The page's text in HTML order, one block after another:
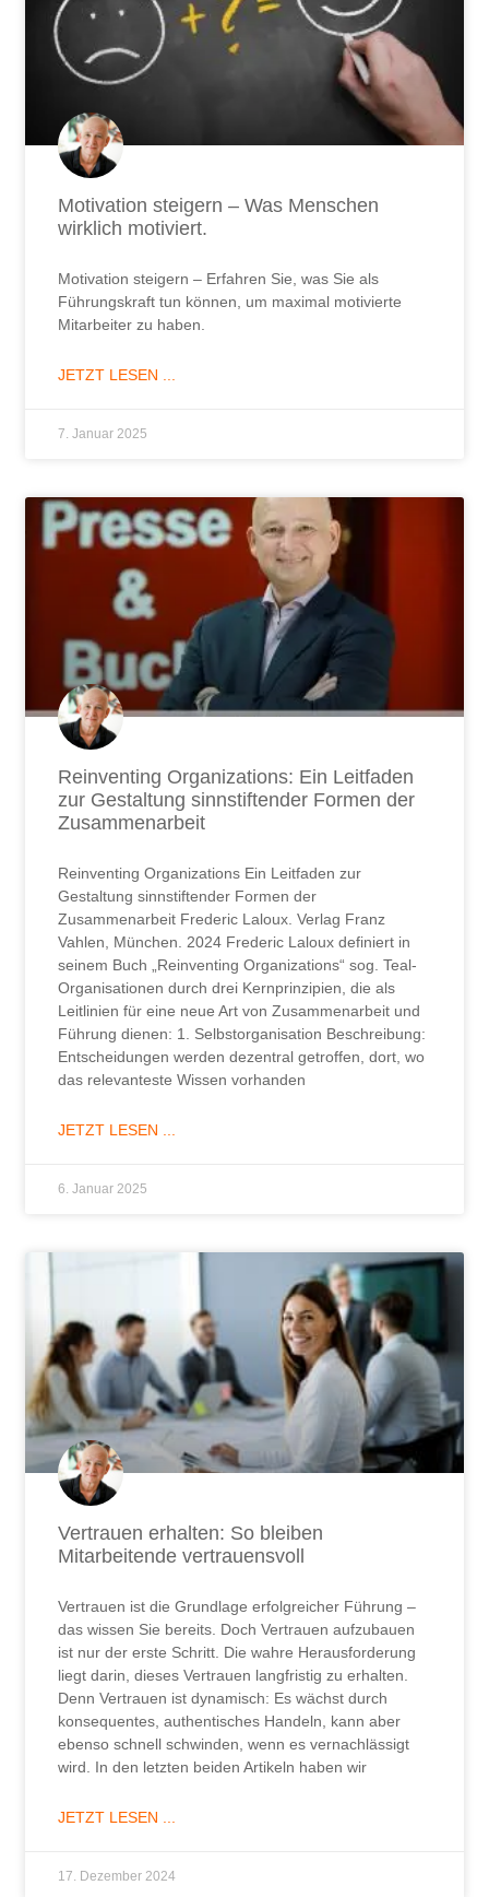
Motivation steigern – Was Menschen
wirklich motiviert.
Motivation steigern – Erfahren Sie, was Sie als
Führungskraft tun können, um maximal motivierte
Mitarbeiter zu haben.
JETZT LESEN ...
7. Januar 2025
Reinventing Organizations: Ein Leitfaden
zur Gestaltung sinnstiftender Formen der
Zusammenarbeit
Reinventing Organizations Ein Leitfaden zur
Gestaltung sinnstiftender Formen der
Zusammenarbeit Frederic Laloux. Verlag Franz
Vahlen, München. 2024 Frederic Laloux definiert in
seinem Buch „Reinventing Organizations“ sog. Teal-
Organisationen durch drei Kernprinzipien, die als
Leitlinien für eine neue Art von Zusammenarbeit und
Führung dienen: 1. Selbstorganisation Beschreibung:
Entscheidungen werden dezentral getroffen, dort, wo
das relevanteste Wissen vorhanden
JETZT LESEN ...
6. Januar 2025
Vertrauen erhalten: So bleiben
Mitarbeitende vertrauensvoll
Vertrauen ist die Grundlage erfolgreicher Führung –
das wissen Sie bereits. Doch Vertrauen aufzubauen
ist nur der erste Schritt. Die wahre Herausforderung
liegt darin, dieses Vertrauen langfristig zu erhalten.
Denn Vertrauen ist dynamisch: Es wächst durch
konsequentes, authentisches Handeln, kann aber
ebenso schnell schwinden, wenn es vernachlässigt
wird. In den letzten beiden Artikeln haben wir
JETZT LESEN ...
17. Dezember 2024